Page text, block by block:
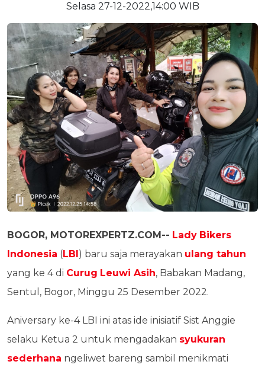
Selasa 27-12-2022,14:00 WIB
BOGOR, MOTOREXPERTZ.COM-- Lady Bikers
Indonesia (LBI) baru saja merayakan ulang tahun
yang ke 4 di Curug Leuwi Asih, Babakan Madang,
Sentul, Bogor, Minggu 25 Desember 2022.
Aniversary ke-4 LBI ini atas ide inisiatif Sist Anggie
selaku Ketua 2 untuk mengadakan syukuran
sederhana ngeliwet bareng sambil menikmati